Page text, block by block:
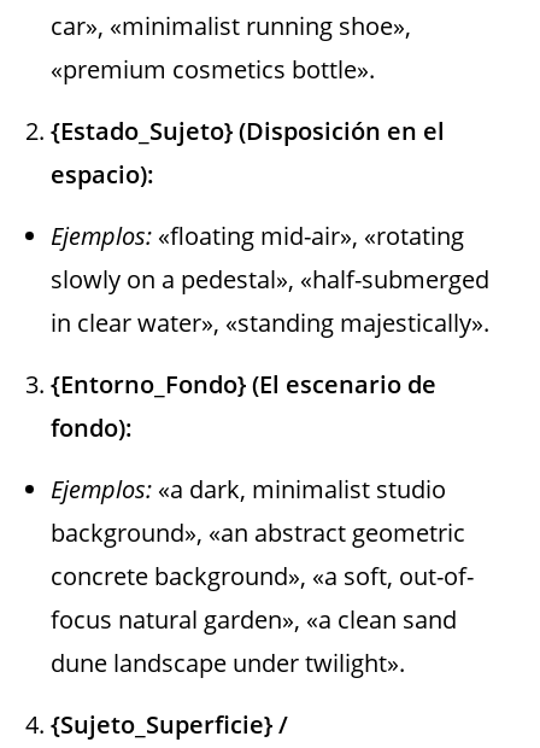
car», «minimalist running shoe»,
«premium cosmetics bottle».
{Estado_Sujeto} (Disposición en el
espacio):
Ejemplos: «floating mid-air», «rotating
slowly on a pedestal», «half-submerged
in clear water», «standing majestically».
{Entorno_Fondo} (El escenario de
fondo):
Ejemplos: «a dark, minimalist studio
background», «an abstract geometric
concrete background», «a soft, out-of-
focus natural garden», «a clean sand
dune landscape under twilight».
{Sujeto_Superficie} /